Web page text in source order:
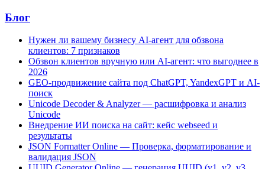
Блог
Нужен ли вашему бизнесу AI-агент для обзвона
клиентов: 7 признаков
Обзвон клиентов вручную или AI-агент: что выгоднее в
2026
GEO-продвижение сайта под ChatGPT, YandexGPT и AI-
поиск
Unicode Decoder & Analyzer — расшифровка и анализ
Unicode
Внедрение ИИ поиска на сайт: кейс webseed и
результаты
JSON Formatter Online — Проверка, форматирование и
валидация JSON